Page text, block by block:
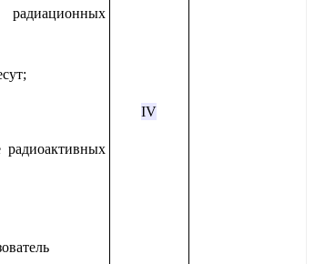
IV